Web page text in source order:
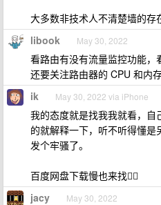
大多数非技术人不清楚墙的存
libook May 30, 2022
看路由有没有流量监控功能，
还要关注路由器的 CPU 和内
ik May 30, 2022 via iPhone
我的态度就是找我我就看，
的就解释一下，听不听得懂
发个牢骚了。
百度网盘下载慢也来找🤷‍♂️
jacy May 30, 2022